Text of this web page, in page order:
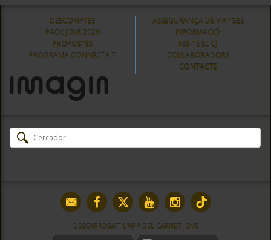
DESCOMPTES
PACK JOVE 2026
PROPOSTES
PROGRAMA CONNECTA'T
ASSEGURANÇA DE VIATGES
INFORMACIÓ
FES-TE EL CJ
COL·LABORADORS
CONTACTE
DESCARREGA'T L'APP DEL CARNET JOVE